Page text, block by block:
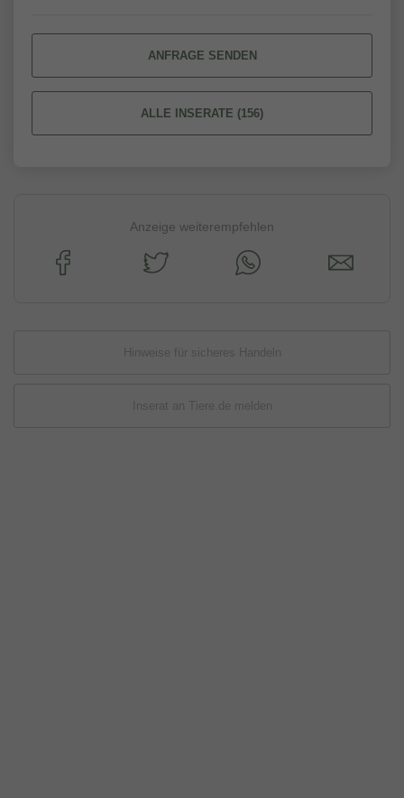
ANFRAGE SENDEN
ALLE INSERATE (156)
Anzeige weiterempfehlen
Hinweise für sicheres Handeln
Inserat an Tiere.de melden